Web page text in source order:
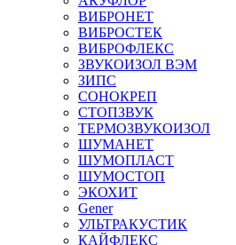
ВИБРОНЕТ
ВИБРОСТЕК
ВИБРОФЛЕКС
ЗВУКОИЗОЛ ВЭМ
ЗИПС
СОНОКРЕП
СТОПЗВУК
ТЕРМОЗВУКОИЗОЛ
ШУМАНЕТ
ШУМОПЛАСТ
ШУМОСТОП
ЭКОХИТ
Gener
УЛЬТРАКУСТИК
КАЙФЛЕКС